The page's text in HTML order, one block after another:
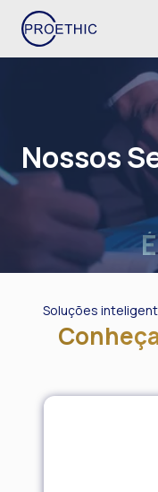
Nossos
Soluções